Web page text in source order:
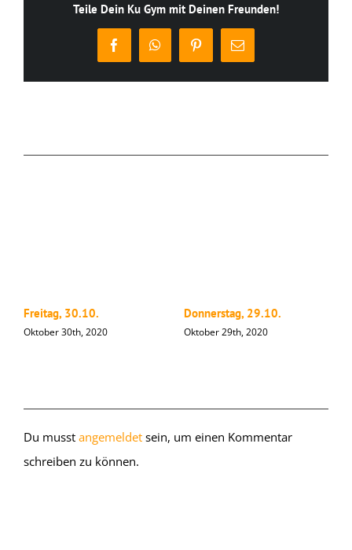
Teile Dein Ku Gym mit Deinen Freunden!
FacebookWhatsAppPinterest
E-
Mail
Freitag, 30.10.
Oktober 30th, 2020
Donnerstag, 29.10.
Oktober 29th, 2020
Du musst angemeldet sein, um einen Kommentar
schreiben zu können.